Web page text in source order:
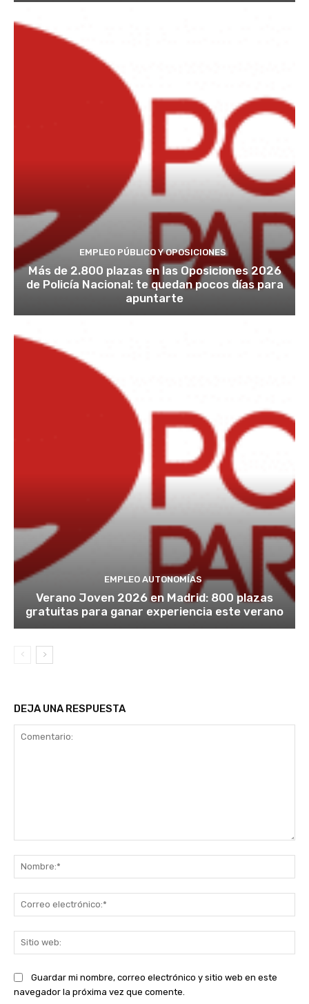
EMPLEO PÚBLICO Y OPOSICIONES
Más de 2.800 plazas en las Oposiciones 2026
de Policía Nacional: te quedan pocos días para
apuntarte
EMPLEO AUTONOMÍAS
Verano Joven 2026 en Madrid: 800 plazas
gratuitas para ganar experiencia este verano
DEJA UNA RESPUESTA
Guardar mi nombre, correo electrónico y sitio web en este
navegador la próxima vez que comente.